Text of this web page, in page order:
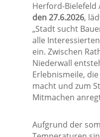
Herford-Bielefeld
den 27.6.2026,
„Stadt sucht
alle
ein. Zwischen
Niederwall
Erlebnismeile,
macht und zum
Mitmachen
Aufgrund der